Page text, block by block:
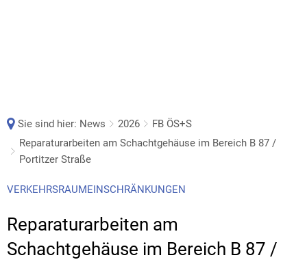
Sie sind hier: News 2026
FB ÖS+S
Reparaturarbeiten am Schachtgehäuse im Bereich B 87 /
Portitzer Straße
VERKEHRSRAUMEINSCHRÄNKUNGEN
Reparaturarbeiten am
Schachtgehäuse im Bereich B 87 /